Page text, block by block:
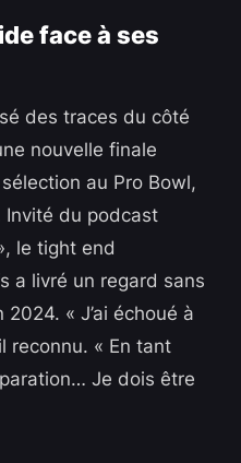
face à ses
des traces du côté
nouvelle finale
au Pro Bowl,
Invité du podcast
le tight end
a livré un regard sans
« J’ai échoué à
reconnu. « En tant
Je dois être